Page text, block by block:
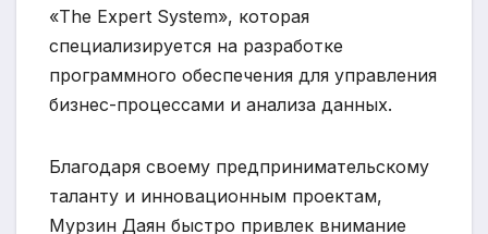
«The Expert System», которая
специализируется на разработке
программного обеспечения для управления
бизнес-процессами и анализа данных.
Благодаря своему предпринимательскому
таланту и инновационным проектам,
Мурзин Даян быстро привлек внимание